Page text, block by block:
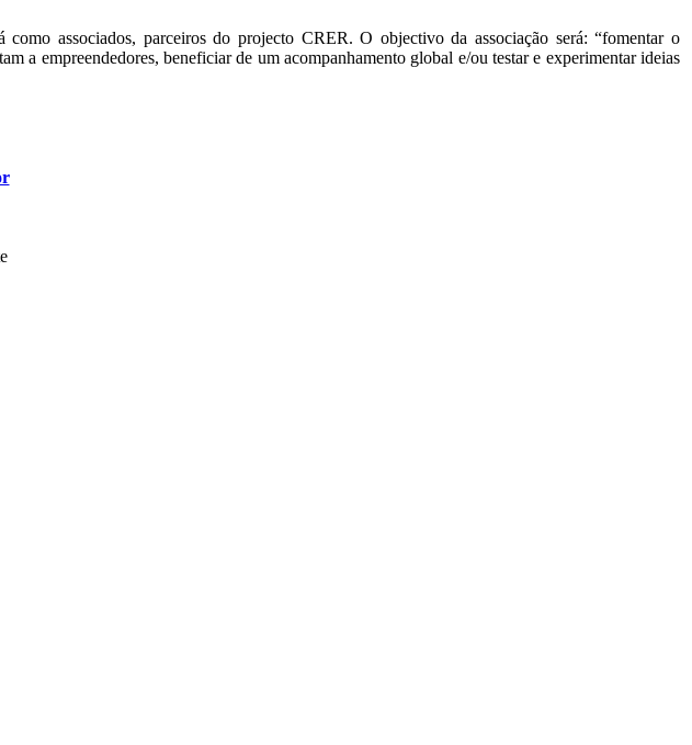
associados, parceiros do projecto CRER. O objectivo da associação será: “fomentar o
a empreendedores, beneficiar de um acompanhamento global e/ou testar e experimentar ideias